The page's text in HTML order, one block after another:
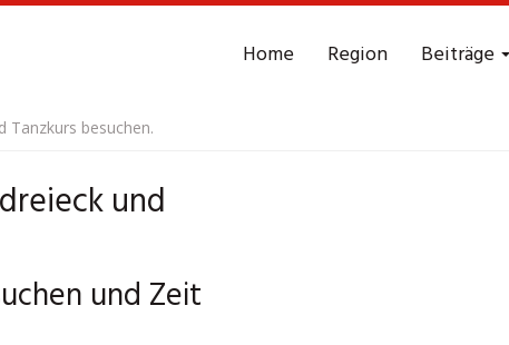
Home Region Beiträge
Tanzkurs besuchen.
und
und Zeit